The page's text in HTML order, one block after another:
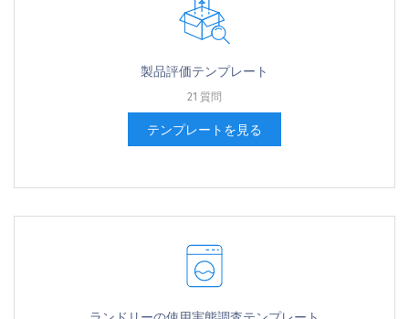
製品評価テンプレート
21 質問
テンプレートを見る